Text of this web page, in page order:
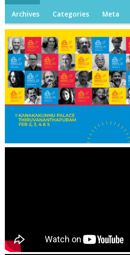
Archives Categories Meta